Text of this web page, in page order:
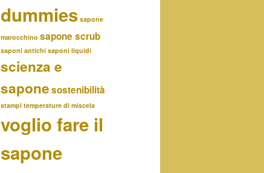
dummies sapone
marocchino sapone scrub
saponi antichi saponi liquidi
scienza e
saponesostenibilità
stampi temperature di miscela
voglio fare il
sapone